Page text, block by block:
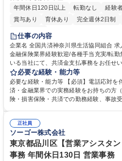
年間休日120日以上
転勤なし 経験
賞与あり
育休あり 完全週休2日制
土日祝休み
仕事の内容
企業名 全国共済神奈川県生活協同組合 求人名 横浜市【共済金支払事務】
金融保険業界経験歓迎/各種手当充実/転勤無 仕事の内容 共済事業を行
いる当社にて、共済金支払事務をお任せ
付・内容確認・審査・データ入力のほか
い合わせ電話対応や書類発送等を担当します。 ■共済金請求書
内容確認、および共済金支払に関する審
用システムへのデータ入力、各種必要書
指定する業務 募集職種 横浜市【共済金支払事務】金融保険業界経験歓迎/
各種手当充実/転勤無
必要な経験・能力等
必要な経験・能力等 【必須】電話応対を
済・金融業界での実務経験をお持ちの方
険・損害保険・共済での勤務経験、事故
務へのキャリアチェンジ希望者も大歓迎です！ 学歴・資格 学歴
大学 高専 短大 専修学校 高校 語学力： 資
正社員
ソーゴー株式会社
東京都品川区【営業アシスタ
事務 年間休日130日 営業事務